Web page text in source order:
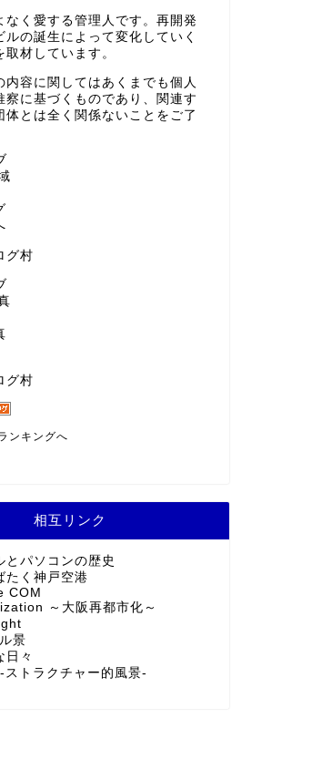
なく愛する管理人です。再開発
ルの誕生によって変化していく
取材しています。
内容に関してはあくまでも個人
察に基づくものであり、関連す
体とは全く関係ないことをご了
グ村
グ村
ンキングへ
相互リンク
とパソコンの歴史
たく神戸空港
COM
～大阪再都市化～
景
日々
トラクチャー的風景-